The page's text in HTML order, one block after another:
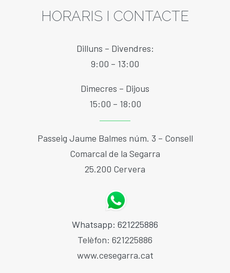
HORARIS I CONTACTE
Dilluns – Divendres:
9:00 – 13:00
Dimecres – Dijous
15:00 – 18:00
Passeig Jaume Balmes núm. 3 – Consell
Comarcal de la Segarra
25.200 Cervera
Whatsapp: 621225886
Telèfon: 621225886
www.cesegarra.cat